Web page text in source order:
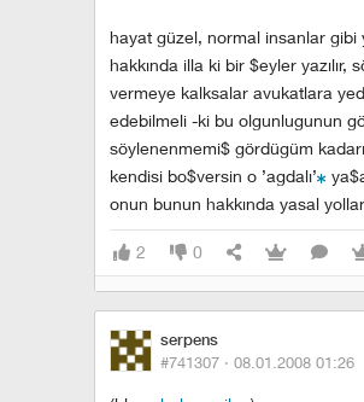
hayat güzel, normal insanlar gibi
hakkında illa ki bir $eyler
vermeye kalksalar avukatlara
edebilmeli -ki bu olgunlugunun
söylenenmemi$ gördügüm
kendisi bo$versin o ’agdalı’
onun bunun hakkında yasal
2 0
serpens
#741307 · 08.01.2008 01:26